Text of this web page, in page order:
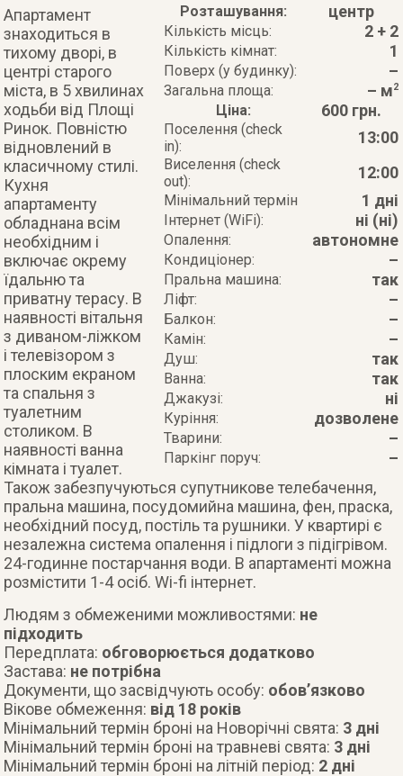
Розташування: центр
Кількість місць: 2 + 2
Кількість кімнат: 1
Поверх (у будинку): –
Загальна площа: – м2
Ціна: 600 грн.
Поселення (check
in):
13:00
Виселення (check
out):
12:00
Мінімальний термін 1 дні
Інтернет (WiFi): ні (ні)
Опалення: автономне
Кондиціонер: –
Пральна машина: так
Ліфт: –
Балкон: –
Камін: –
Душ: так
Ванна: так
Джакузі: ні
Куріння: дозволене
Тварини: –
Паркінг поруч: –
Апартамент
знаходиться в
тихому дворі, в
центрі старого
міста, в 5 хвилинах
ходьби від Площі
Ринок. Повністю
відновлений в
класичному стилі.
Кухня
апартаменту
обладнана всім
необхідним і
включає окрему
їдальню та
приватну терасу. В
наявності вітальня
з диваном-ліжком
і телевізором з
плоским екраном
та спальня з
туалетним
столиком. В
наявності ванна
кімната і туалет.
Також забезпучуються супутникове телебачення,
пральна машина, посудомийна машина, фен, праска,
необхідний посуд, постіль та рушники. У квартирі є
незалежна система опалення і підлоги з підігрівом.
24-годинне постарчання води. В апартаменті можна
розмістити 1-4 осіб. Wi-fi інтернет.
Людям з обмеженими можливостями: не
підходить
Передплата: обговорюється додатково
Застава: не потрібна
Документи, що засвідчують особу: обов’язково
Вікове обмеження: від 18 років
Мінімальний термін броні на Новорічні свята: 3 дні
Мінімальний термін броні на травневі свята: 3 дні
Мінімальний термін броні на літній період: 2 дні